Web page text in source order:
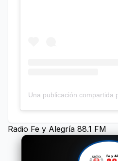
Radio Fe y Alegría 88.1 FM